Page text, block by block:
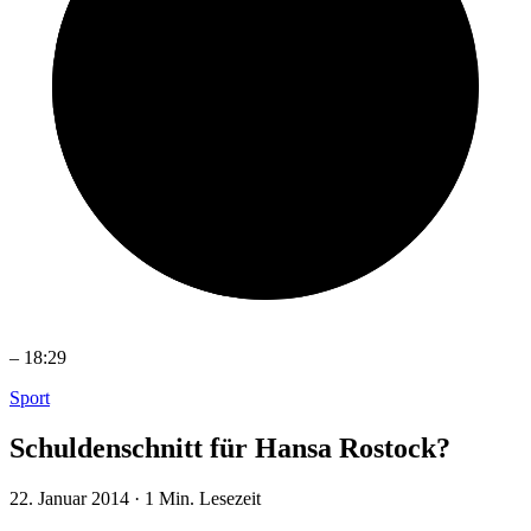
– 18:29
Sport
Schuldenschnitt für Hansa Rostock?
22. Januar 2014 · 1 Min. Lesezeit